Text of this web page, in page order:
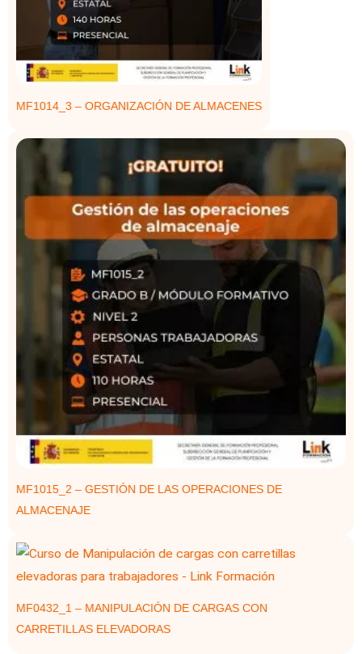
MF1014_3 – ORGANIZACIÓN DE ALMACENES
MF1015_2 – GESTIÓN DE LAS OPERACIONES DE
ALMACENAJE
MF0432_1 – MANIPULACIÓN DE CARGAS CON
CARRETILLAS ELEVADORAS